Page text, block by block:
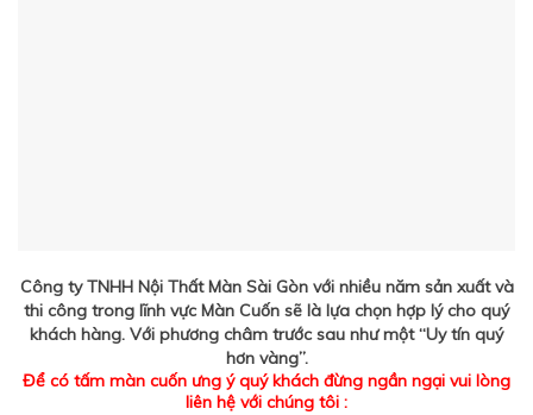
Công ty TNHH Nội Thất Màn Sài Gòn với nhiều năm sản xuất và
thi công trong lĩnh vực Màn Cuốn sẽ là lựa chọn hợp lý cho quý
khách hàng. Với phương châm trước sau như một “Uy tín quý
hơn vàng”.
Để có tấm màn cuốn ưng ý quý khách đừng ngần ngại vui lòng
liên hệ với chúng tôi :